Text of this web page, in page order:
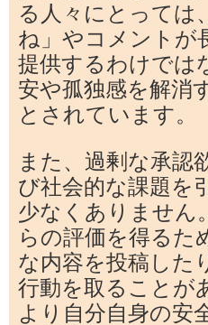
る人々にとっては
ね」やコメントが
提供するわけでは
安や孤独感を解消
とされています。
また、過剰な承認
び社会的な課題を
少なくありません
らの評価を得るた
な内容を投稿した
行動を取ることが
より自分自身の安